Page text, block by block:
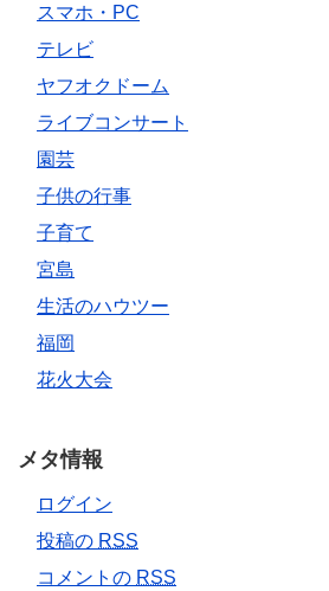
スマホ・PC
テレビ
ヤフオクドーム
ライブコンサート
園芸
子供の行事
子育て
宮島
生活のハウツー
福岡
花火大会
メタ情報
ログイン
投稿の RSS
コメントの RSS